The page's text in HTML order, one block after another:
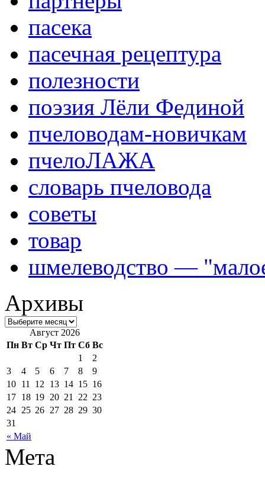
пасека
пасечная рецептура
полезности
поэзия Лёли Фединой
пчеловодам-новичкам
пчелоЛАЖА
словарь пчеловода
советы
товар
шмелеводство —
Архивы
Август 2026
Пн Вт Ср Чт Пт Сб Вс
« Май
1
2
3
4 5 6 7 8
9
10 11 12 13 14 15 16
17 18 19 20 21 22 23
24 25 26 27 28 29 30
31
Мета